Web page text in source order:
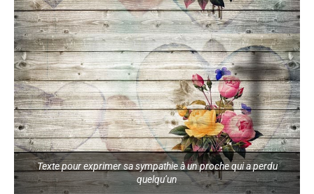
Texte pour exprimer sa sympathie à un proche qui a perdu
quelqu’un